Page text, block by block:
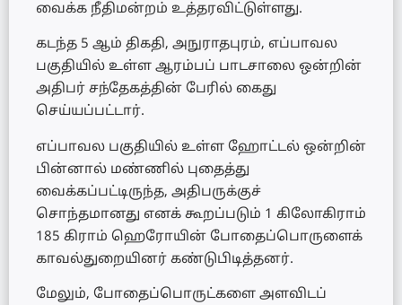
வைக்க நீதிமன்றம் உத்தரவிட்டுள்ளது.
கடந்த 5 ஆம் திகதி, அநுராதபுரம், எப்பாவல
பகுதியில் உள்ள ஆரம்பப் பாடசாலை ஒன்றின்
அதிபர் சந்தேகத்தின் பேரில் கைது
செய்யப்பட்டார்.
எப்பாவல பகுதியில் உள்ள ஹோட்டல் ஒன்றின்
பின்னால் மண்ணில் புதைத்து
வைக்கப்பட்டிருந்த, அதிபருக்குச்
சொந்தமானது எனக் கூறப்படும் 1 கிலோகிராம்
185 கிராம் ஹெரோயின் போதைப்பொருளைக்
காவல்துறையினர் கண்டுபிடித்தனர்.
மேலும், போதைப்பொருட்களை அளவிடப்